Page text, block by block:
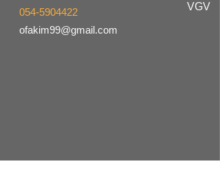
VGV
054-5904422
ofakim99@gmail.com